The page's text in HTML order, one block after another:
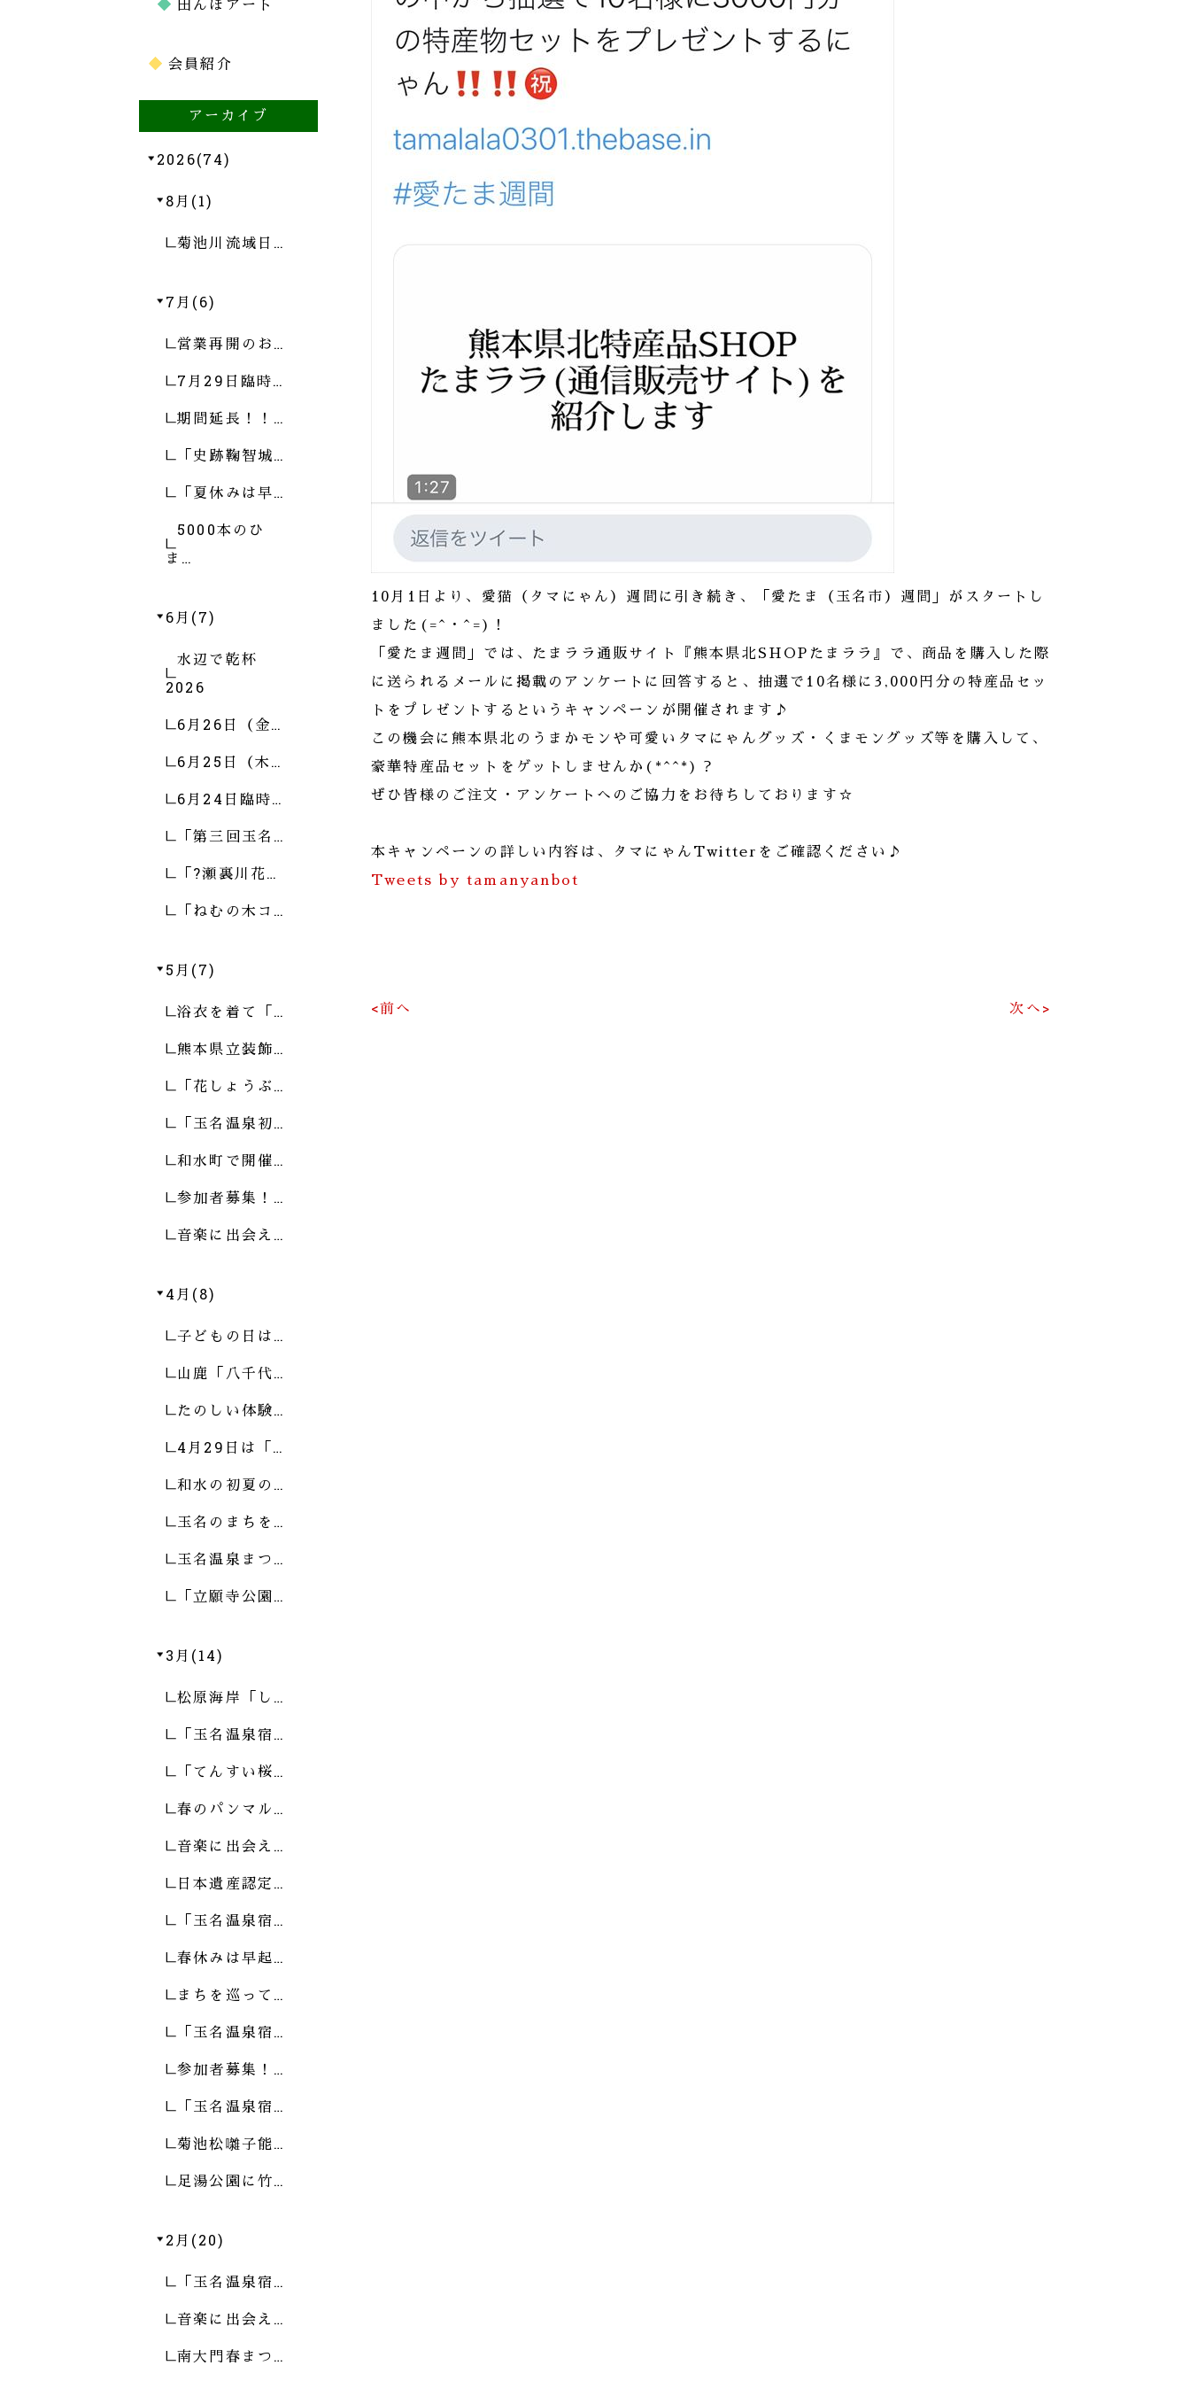
10月1日より、愛猫（タマにゃん）週間に引き続き、「愛たま（玉名市）週間」がスタートし
ました(=^・^=)！
「愛たま週間」では、たまララ通販サイト『熊本県北SHOPたまララ』で、商品を購入した際
に送られるメールに掲載のアンケートに回答すると、抽選で10名様に3,000円分の特産品セッ
トをプレゼントするというキャンペーンが開催されます♪
この機会に熊本県北のうまかモンや可愛いタマにゃんグッズ・くまモングッズ等を購入して、
豪華特産品セットをゲットしませんか(*^^*)？
ぜひ皆様のご注文・アンケートへのご協力をお待ちしております☆
本キャンペーンの詳しい内容は、タマにゃんTwitterをご確認ください♪
Tweets by tamanyanbot
<前へ 次へ>
田んぼアート
会員紹介
アーカイブ
2026(74)
8月(1)
菊池川流域日…
7月(6)
営業再開のお…
7月29日臨時…
期間延長！！…
「史跡鞠智城…
「夏休みは早…
5000本のひ
ま…
6月(7)
水辺で乾杯
2026
6月26日（金…
6月25日（木…
6月24日臨時…
「第三回玉名…
「?瀬裏川花…
「ねむの木コ…
5月(7)
浴衣を着て「…
熊本県立装飾…
「花しょうぶ…
「玉名温泉初…
和水町で開催…
参加者募集！…
音楽に出会え…
4月(8)
子どもの日は…
山鹿「八千代…
たのしい体験…
4月29日は「…
和水の初夏の…
玉名のまちを…
玉名温泉まつ…
「立願寺公園…
3月(14)
松原海岸「し…
「玉名温泉宿…
「てんすい桜…
春のパンマル…
音楽に出会え…
日本遺産認定…
「玉名温泉宿…
春休みは早起…
まちを巡って…
「玉名温泉宿…
参加者募集！…
「玉名温泉宿…
菊池松囃子能…
足湯公園に竹…
2月(20)
「玉名温泉宿…
音楽に出会え…
南大門春まつ…